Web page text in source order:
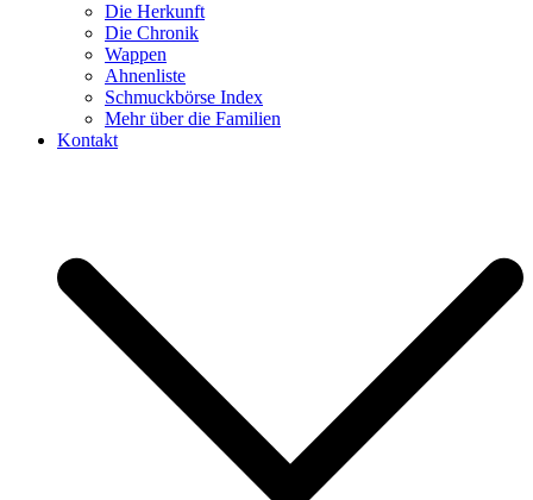
Die Herkunft
Die Chronik
Wappen
Ahnenliste
Schmuckbörse Index
Mehr über die Familien
Kontakt